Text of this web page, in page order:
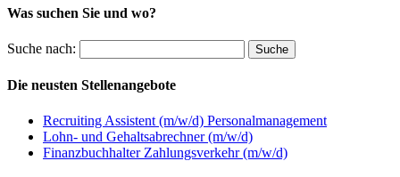
Was suchen Sie und wo?
Suche nach:
Die neusten Stellenangebote
Recruiting Assistent (m/w/d) Personalmanagement
Lohn- und Gehaltsabrechner (m/w/d)
Finanzbuchhalter Zahlungsverkehr (m/w/d)